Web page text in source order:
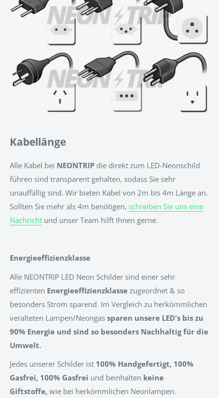
Kabellänge
Alle Kabel bei NEONTRIP die direkt zum LED-Neonschild
führen sind transparent gehalten, sodass Sie sehr
unauffällig sind. Wir bieten Kabel von 2m bis 4m Länge an.
Sollten Sie mehr als 4m benötigen, schreiben Sie uns eine
Nachricht und unser Team hilft Ihnen gerne.
Energieeffizienzklasse
Alle NEONTRIP LED Neon Schilder sind einer sehr
effizienten Energieeffizienzklasse zugeordnet & so
besonders Strom sparend. Im Vergleich zu herkömmlichen
veralteten Lampen/Neongas sparen unsere LED's bis zu
90% Energie und sind so besonders Nachhaltig für die
Umwelt.
Jedes unserer Schilder ist 100% Handgefertigt, 100%
Gasfrei, 100% Gasfrei und beinhalten keine
Giftstoffe, wie bei herkömmlichen Neonlampen.